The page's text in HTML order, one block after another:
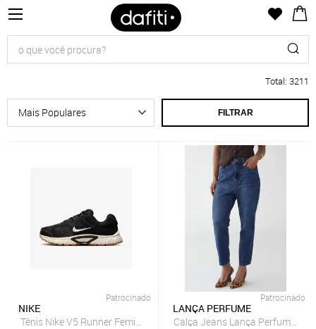
Total: 3211
FILTRAR
Patrocinado
NIKE
Tênis Nike V5 Runner Feminino
Patrocinado
LANÇA PERFUME
Calça Jeans Lança Perfume